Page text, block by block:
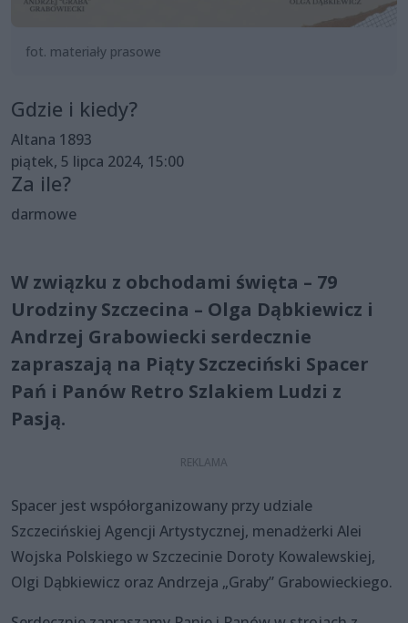
fot. materiały prasowe
Gdzie i kiedy?
Altana 1893
piątek, 5 lipca 2024, 15:00
Za ile?
darmowe
W związku z obchodami święta – 79
Urodziny Szczecina – Olga Dąbkiewicz i
Andrzej Grabowiecki serdecznie
zapraszają na Piąty Szczeciński Spacer
Pań i Panów Retro Szlakiem Ludzi z
Pasją.
Spacer jest współorganizowany przy udziale
Szczecińskiej Agencji Artystycznej, menadżerki Alei
Wojska Polskiego w Szczecinie Doroty Kowalewskiej,
Olgi Dąbkiewicz oraz Andrzeja „Graby” Grabowieckiego.